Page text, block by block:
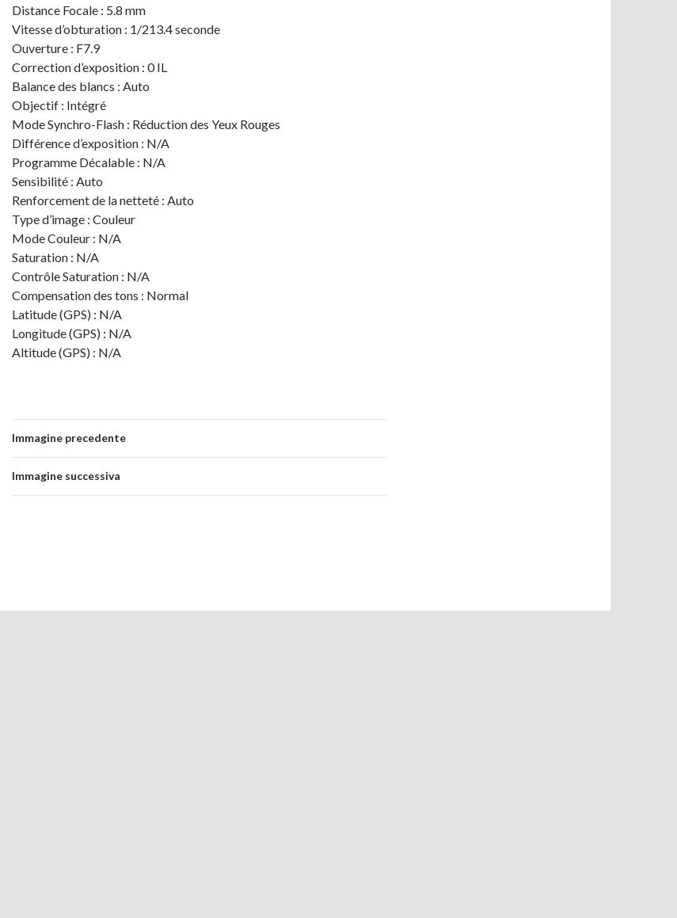
Distance Focale : 5.8 mm
Vitesse d’obturation : 1/213.4 seconde
Ouverture : F7.9
Correction d’exposition : 0 IL
Balance des blancs : Auto
Objectif : Intégré
Mode Synchro-Flash : Réduction des Yeux Rouges
Différence d’exposition : N/A
Programme Décalable : N/A
Sensibilité : Auto
Renforcement de la netteté : Auto
Type d’image : Couleur
Mode Couleur : N/A
Saturation : N/A
Contrôle Saturation : N/A
Compensation des tons : Normal
Latitude (GPS) : N/A
Longitude (GPS) : N/A
Altitude (GPS) : N/A
Immagine precedente
Immagine successiva